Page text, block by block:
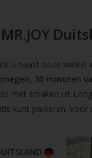
MR.JOY
u naast onze
30 minuten
met smaken uit
kunt parkeren.